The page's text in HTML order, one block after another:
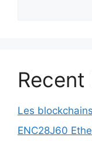
Recent
Les
ENC28J60